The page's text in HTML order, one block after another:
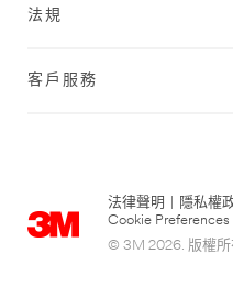
法規
客戶服務
法律聲明 隱私權
Cookie Preferences
© 3M 2026. 版權所